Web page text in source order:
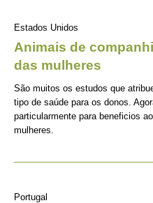
Estados Unidos
Animais de
das mulheres
São muitos os estudos que
tipo de saúde para os donos.
particularmente para beneficios
mulheres.
Portugal